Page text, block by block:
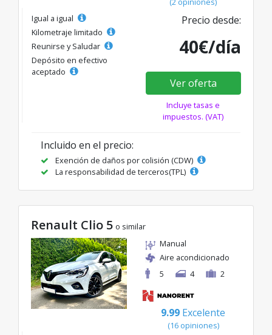
Igual a igual
Kilometraje limitado
Reunirse y Saludar
Depósito en efectivo
aceptado
Precio desde:
40€/día
Ver oferta
Incluye tasas e
impuestos. (VAT)
Incluido en el precio:
Exención de daños por colisión (CDW)
La responsabilidad de terceros(TPL)
Renault Clio 5 o similar
Manual
Aire acondicionado
5
4 2
9.99 Excelente
(16 opiniones)